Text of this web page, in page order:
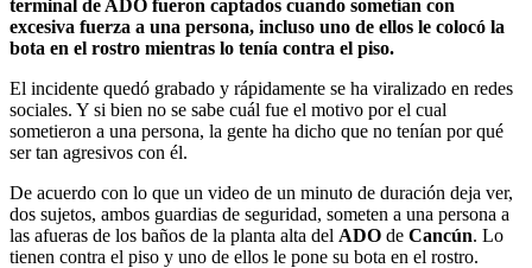
terminal de ADO fueron captados cuando sometían con
excesiva fuerza a una persona, incluso uno de ellos le colocó la
bota en el rostro mientras lo tenía contra el piso.
El incidente quedó grabado y rápidamente se ha viralizado en redes
sociales. Y si bien no se sabe cuál fue el motivo por el cual
sometieron a una persona, la gente ha dicho que no tenían por qué
ser tan agresivos con él.
De acuerdo con lo que un video de un minuto de duración deja ver,
dos sujetos, ambos guardias de seguridad, someten a una persona a
las afueras de los baños de la planta alta del ADO de Cancún. Lo
tienen contra el piso y uno de ellos le pone su bota en el rostro.